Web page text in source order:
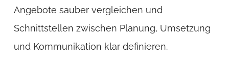
Angebote sauber vergleichen und
Schnittstellen zwischen Planung, Umsetzung
und Kommunikation klar definieren.